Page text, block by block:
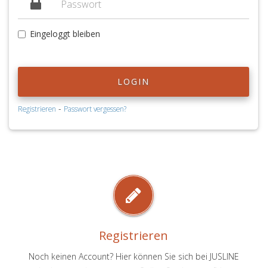
Eingeloggt bleiben
LOGIN
Registrieren - Passwort vergessen?
Registrieren
Noch keinen Account? Hier können Sie sich bei JUSLINE